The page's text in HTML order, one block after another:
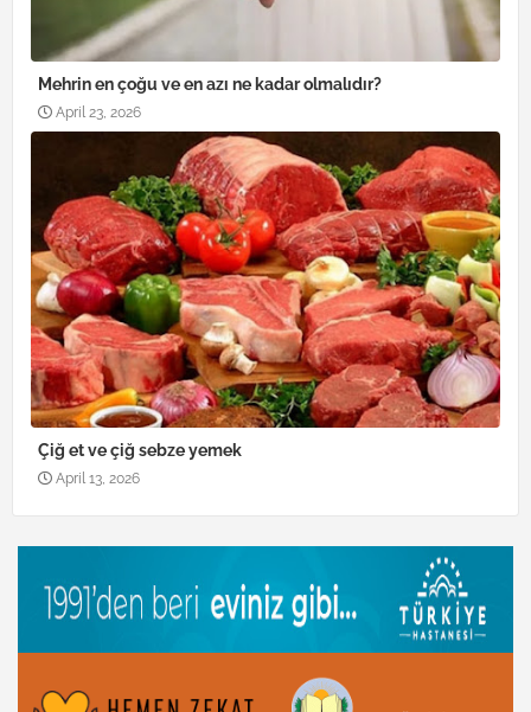
Mehrin en çoğu ve en azı ne kadar olmalıdır?
April 23, 2026
Çiğ et ve çiğ sebze yemek
April 13, 2026